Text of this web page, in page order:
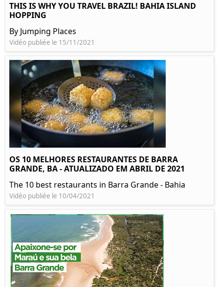
THIS IS WHY YOU TRAVEL BRAZIL! BAHIA ISLAND
HOPPING
By Jumping Places
Vidéo publiée le 15/11/2021
OS 10 MELHORES RESTAURANTES DE BARRA
GRANDE, BA - ATUALIZADO EM ABRIL DE 2021
The 10 best restaurants in Barra Grande - Bahia
Vidéo publiée le 10/04/2021